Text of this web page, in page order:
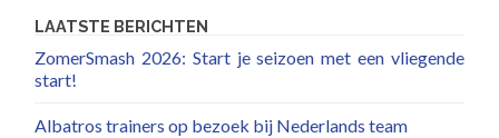
LAATSTE BERICHTEN
ZomerSmash 2026: Start je seizoen met een vliegende
start!
Albatros trainers op bezoek bij Nederlands team